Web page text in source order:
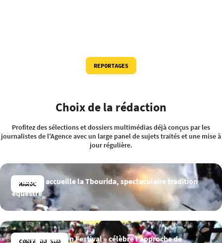
REPORTAGES
Choix de la rédaction
Profitez des sélections et dossiers multimédias déjà conçus par les
journalistes de l'Agence avec un large panel de sujets traités et une mise à
jour régulière.
MAROC
Bouznika accueille la Tbourida, spectaculaire tradition
équestre
CORÉE DU SUD
Le « Lotus Lantern Festival » célèbre l’approche de